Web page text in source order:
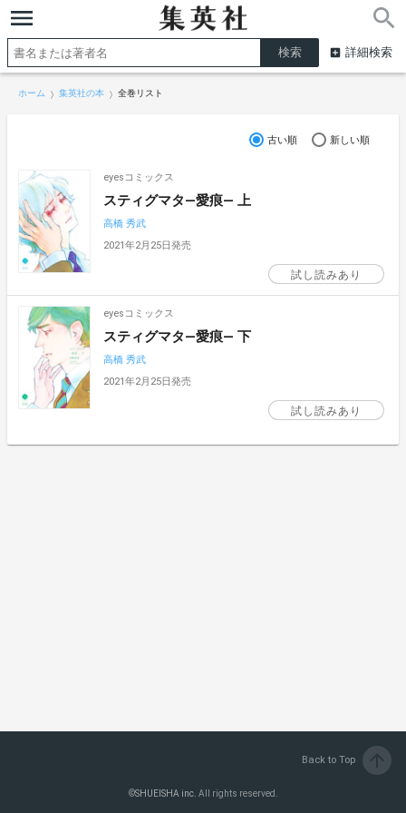
詳細検索
ホーム 集英社の本 全巻リスト
古い順 新しい順
eyesコミックス
スティグマタ―愛痕― 上
高橋 秀武
2021年2月25日発売
試し読みあり
eyesコミックス
スティグマタ―愛痕― 下
高橋 秀武
2021年2月25日発売
試し読みあり
Back to Top
©SHUEISHA inc. All rights reserved.